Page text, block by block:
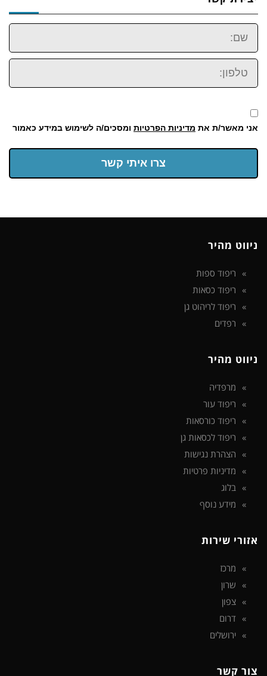
שם:
טלפון:
אני מאשר/ת את מדיניות הפרטיות ומסכים/ה לשימוש במידע כאמור
צרו איתי קשר
ניווט מהיר
ריפוד ספות
ריפוד כסאות
ריפוד לריהוט גן
רפדים
ניווט מהיר
מרפדיה
ריפוד עור
ריפוד כורסאות
ריפוד לכסאות גן
הצהרת נגישות
מדיניות פרטיות
בלוג
מידע נוסף
אזורי שירות
מרכז
שרון
צפון
דרום
ירושלים
צור קשר